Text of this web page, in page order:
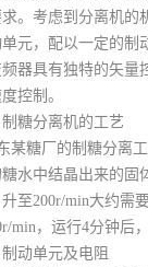
求。考虑到分离机的
元，配以一定的制
器具有独特的矢量
控制。
糖分离机的工艺
某糖厂的制糖分离
糖水中结晶出来的固
至200r/min大约需
min，运行4分钟后
动单元及电阻